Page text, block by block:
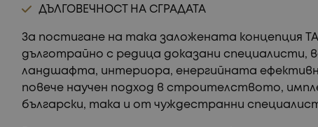
ДЪЛГОВЕЧНОСТ НА СГРАДАТА
За постигане на така заложената концепция
дълготрайно с редица доказани
ландшафта, интериора, енергийната
повече научен подход в строителството,
български, така и от чуждестранни